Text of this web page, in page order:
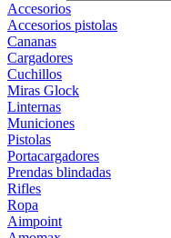
Accesorios
Accesorios pistolas
Cananas
Cargadores
Cuchillos
Miras Glock
Linternas
Municiones
Pistolas
Portacargadores
Prendas blindadas
Rifles
Ropa
Aimpoint